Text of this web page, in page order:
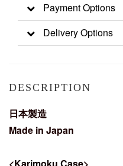
Payment Options
Delivery Options
DESCRIPTION
日本製造
Made in Japan